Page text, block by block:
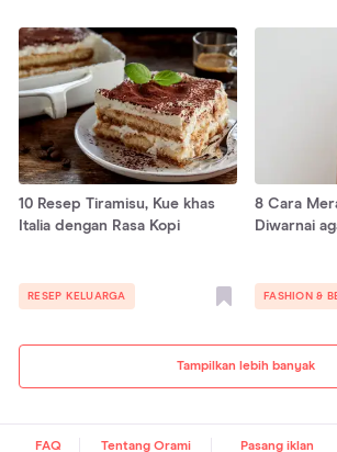
Tampilkan lebih banyak
10 Resep Tiramisu, Kue khas
Italia dengan Rasa Kopi
RESEP KELUARGA
8 Cara
Diwarnai
FASHION &
FAQ Tentang Orami Pasang iklan